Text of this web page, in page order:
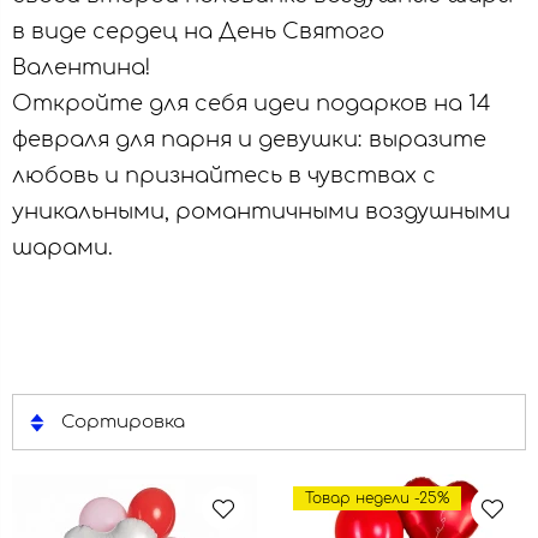
в виде сердец на День Святого
Валентина!
Откройте для себя идеи подарков на 14
февраля для парня и девушки: выразите
любовь и признайтесь в чувствах с
уникальными, романтичными воздушными
шарами.
Сортировка
Товар недели -25%